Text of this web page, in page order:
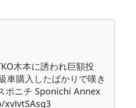
木本に誘われ巨額投
購入したばかりで嘆き
ポニチ Sponichi Annex